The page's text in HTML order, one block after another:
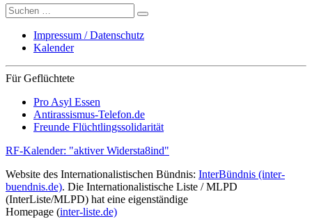
Suche
nach:
Impressum / Datenschutz
Kalender
Für Geflüchtete
Pro Asyl Essen
Antirassismus-Telefon.de
Freunde Flüchtlingssolidarität
RF-Kalender: "aktiver Widersta8ind"
Website des Internationalistischen Bündnis: InterBündnis (inter-
buendnis.de). Die Internationalistische Liste / MLPD
(InterListe/MLPD) hat eine eigenständige
Homepage (inter-liste.de)